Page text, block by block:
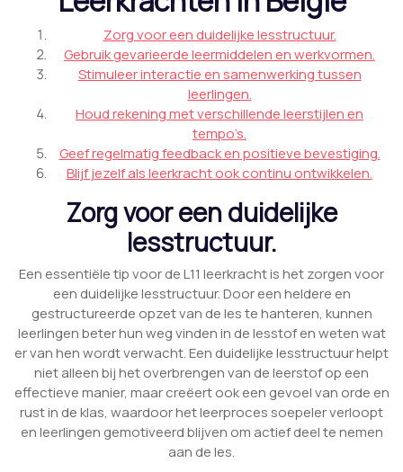
Zorg voor een duidelijke lesstructuur.
Gebruik gevarieerde leermiddelen en werkvormen.
Stimuleer interactie en samenwerking tussen
leerlingen.
Houd rekening met verschillende leerstijlen en
tempo’s.
Geef regelmatig feedback en positieve bevestiging.
Blijf jezelf als leerkracht ook continu ontwikkelen.
Zorg voor een duidelijke
lesstructuur.
Een essentiële tip voor de L11 leerkracht is het zorgen voor
een duidelijke lesstructuur. Door een heldere en
gestructureerde opzet van de les te hanteren, kunnen
leerlingen beter hun weg vinden in de lesstof en weten wat
er van hen wordt verwacht. Een duidelijke lesstructuur helpt
niet alleen bij het overbrengen van de leerstof op een
effectieve manier, maar creëert ook een gevoel van orde en
rust in de klas, waardoor het leerproces soepeler verloopt
en leerlingen gemotiveerd blijven om actief deel te nemen
aan de les.